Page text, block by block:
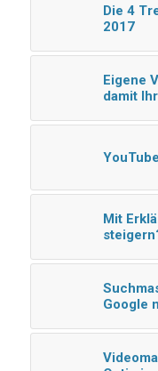
Die 4
2017
Eigene
damit
Mit
Google